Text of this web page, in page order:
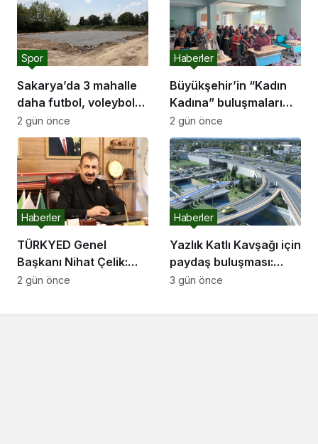
Sakarya’da 3 mahalle
daha futbol, voleybol
ve basketbol sahasına
kavuşuyor
Spor
2 gün önce
Büyükşehir’in “Kadın
Kadına” buluşmaları
Akyazı’da devam etti
Haberler
2 gün önce
TÜRKYED Genel
Başkanı Nihat Çelik:
“Gençliğine Sahip
Haberler
2 gün önce
Yazlık Katlı Kavşağı için
paydaş buluşması:
“İletişim kanallarımız
Haberler
3 gün önce